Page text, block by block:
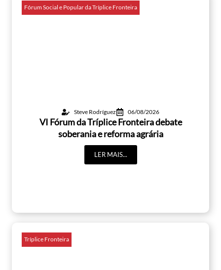
Fórum Social e Popular da Tríplice Fronteira
Steve Rodríguez 06/08/2026
VI Fórum da Tríplice Fronteira debate
soberania e reforma agrária
LER MAIS...
Tríplice Fronteira